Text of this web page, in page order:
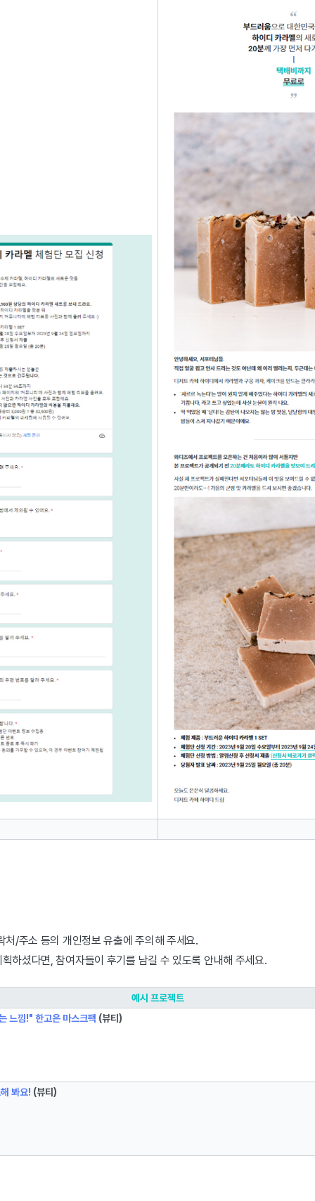
처/주소 등의 개인정보 유출에 주의해 주세요.
하셨다면, 참여자들이 후기를 남길 수 있도록 안내해 주세요.
예시 프로젝트
느낌!" 한고은 마스크팩 (뷰티)
봐요! (뷰티)